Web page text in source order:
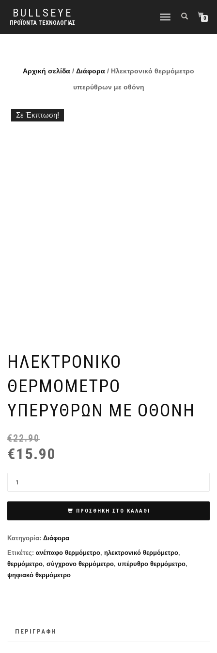
BULLSEYE
ΠΡΟΪΌΝΤΑ ΤΕΧΝΟΛΟΓΊΑΣ
ΕΝΑΛΛΑΓΉ
0
Αρχική σελίδα / Διάφορα / Ηλεκτρονικό θερμόμετρο
υπερύθρων με οθόνη
Σε Έκπτωση!
ΗΛΕΚΤΡΟΝΙΚΌ
ΘΕΡΜΌΜΕΤΡΟ
ΥΠΕΡΎΘΡΩΝ ΜΕ ΟΘΌΝΗ
€22.90
€15.90
ΠΡΟΣΘΉΚΗ ΣΤΟ ΚΑΛΆΘΙ
Κατηγορία: Διάφορα
Ετικέτες: ανέπαφο θερμόμετρο, ηλεκτρονικό θερμόμετρο,
θερμόμετρο, σύγχρονο θερμόμετρο, υπέρυθρο θερμόμετρο,
ψηφιακό θερμόμετρο
ΠΕΡΙΓΡΑΦΉ